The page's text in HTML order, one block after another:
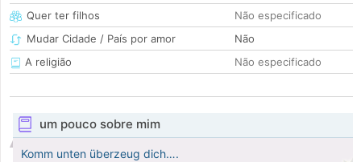
Quer ter filhos
Não especificado
Mudar Cidade / País por amor
Não
A religião
Não especificado
um pouco sobre mim
Komm unten überzeug dich….